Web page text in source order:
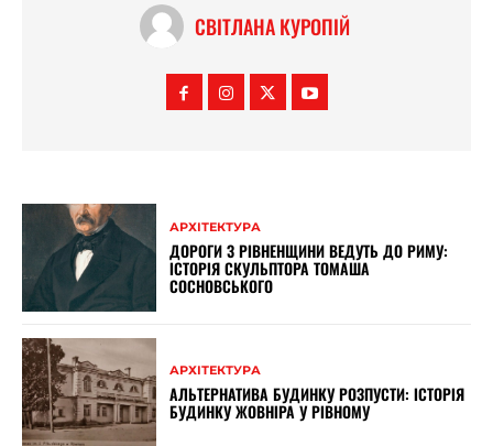
СВІТЛАНА КУРОПІЙ
АРХІТЕКТУРА
ДОРОГИ З РІВНЕНЩИНИ ВЕДУТЬ ДО РИМУ:
ІСТОРІЯ СКУЛЬПТОРА ТОМАША
СОСНОВСЬКОГО
АРХІТЕКТУРА
АЛЬТЕРНАТИВА БУДИНКУ РОЗПУСТИ: ІСТОРІЯ
БУДИНКУ ЖОВНІРА У РІВНОМУ